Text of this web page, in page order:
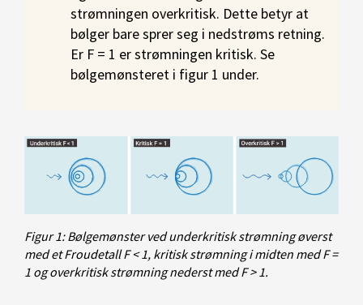
strømningen overkritisk. Dette betyr at
bølger bare sprer seg i nedstrøms retning.
Er F = 1 er strømningen kritisk. Se
bølgemønsteret i figur 1 under.
Figur 1: Bølgemønster ved underkritisk strømning øverst
med et Froudetall F < 1, kritisk strømning i midten med F =
1 og overkritisk strømning nederst med F > 1.